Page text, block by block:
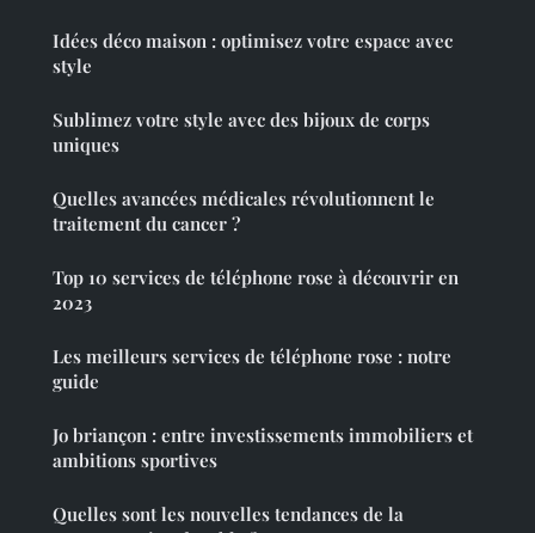
Idées déco maison : optimisez votre espace avec
style
Sublimez votre style avec des bijoux de corps
uniques
Quelles avancées médicales révolutionnent le
traitement du cancer ?
Top 10 services de téléphone rose à découvrir en
2023
Les meilleurs services de téléphone rose : notre
guide
Jo briançon : entre investissements immobiliers et
ambitions sportives
Quelles sont les nouvelles tendances de la